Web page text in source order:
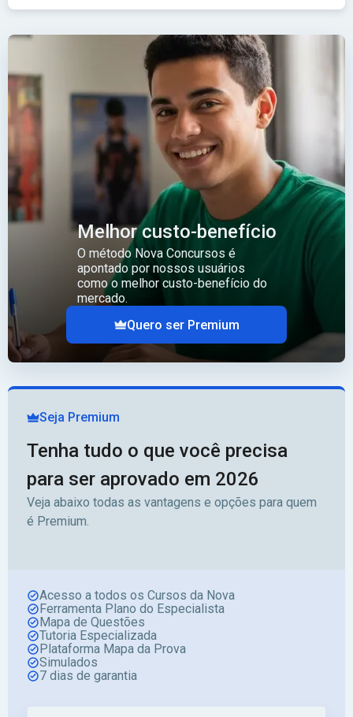
Melhor custo-benefício
O método Nova Concursos é
apontado por nossos usuários
como o melhor custo-benefício do
mercado.
Quero ser Premium
Seja Premium
Tenha tudo o que você precisa
para ser aprovado em 2026
Veja abaixo todas as vantagens e opções para quem
é Premium.
Acesso a todos os Cursos da Nova
Ferramenta Plano do Especialista
Mapa de Questões
Tutoria Especializada
Plataforma Mapa da Prova
Simulados
7 dias de garantia